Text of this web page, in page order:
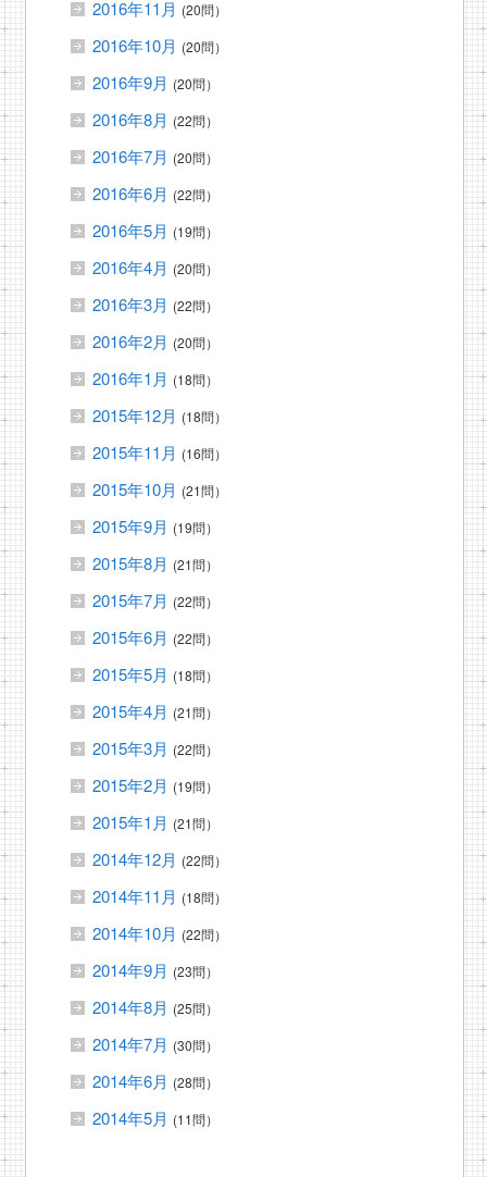
2016年11月 (20問）
2016年10月 (20問）
2016年9月 (20問）
2016年8月 (22問）
2016年7月 (20問）
2016年6月 (22問）
2016年5月 (19問）
2016年4月 (20問）
2016年3月 (22問）
2016年2月 (20問）
2016年1月 (18問）
2015年12月 (18問）
2015年11月 (16問）
2015年10月 (21問）
2015年9月 (19問）
2015年8月 (21問）
2015年7月 (22問）
2015年6月 (22問）
2015年5月 (18問）
2015年4月 (21問）
2015年3月 (22問）
2015年2月 (19問）
2015年1月 (21問）
2014年12月 (22問）
2014年11月 (18問）
2014年10月 (22問）
2014年9月 (23問）
2014年8月 (25問）
2014年7月 (30問）
2014年6月 (28問）
2014年5月 (11問）